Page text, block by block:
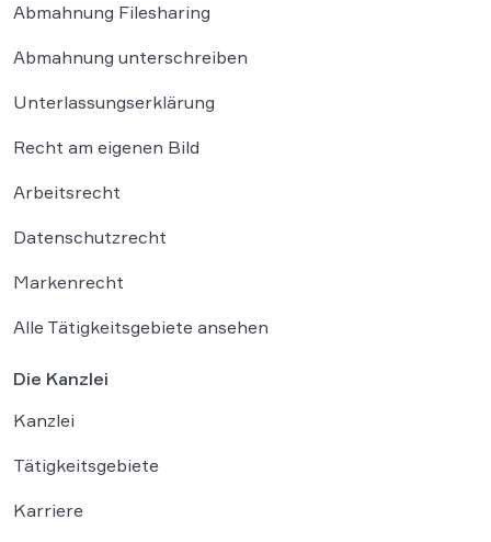
Abmahnung Filesharing
Abmahnung unterschreiben
Unterlassungserklärung
Recht am eigenen Bild
Arbeitsrecht
Datenschutzrecht
Markenrecht
Alle Tätigkeitsgebiete ansehen
Die Kanzlei
Kanzlei
Tätigkeitsgebiete
Karriere